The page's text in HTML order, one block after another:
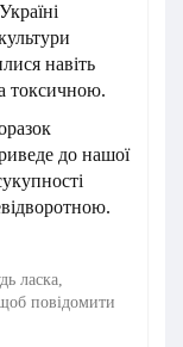
навіть
токсичною.
до нашої
ласка,
повідомити